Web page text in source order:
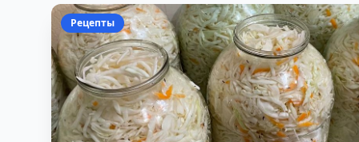
Рецепты